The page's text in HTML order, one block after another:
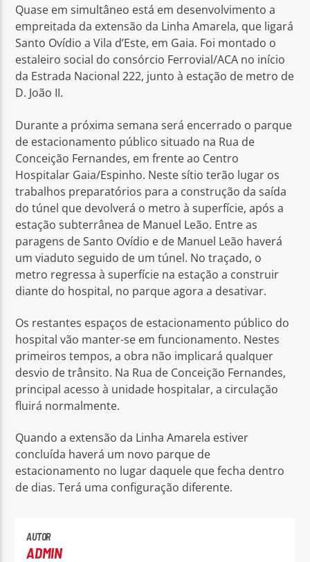
Quase em simultâneo está em desenvolvimento a
empreitada da extensão da Linha Amarela, que ligará
Santo Ovídio a Vila d’Este, em Gaia. Foi montado o
estaleiro social do consórcio Ferrovial/ACA no início
da Estrada Nacional 222, junto à estação de metro de
D. João II.
Durante a próxima semana será encerrado o parque
de estacionamento público situado na Rua de
Conceição Fernandes, em frente ao Centro
Hospitalar Gaia/Espinho. Neste sítio terão lugar os
trabalhos preparatórios para a construção da saída
do túnel que devolverá o metro à superfície, após a
estação subterrânea de Manuel Leão. Entre as
paragens de Santo Ovídio e de Manuel Leão haverá
um viaduto seguido de um túnel. No traçado, o
metro regressa à superfície na estação a construir
diante do hospital, no parque agora a desativar.
Os restantes espaços de estacionamento público do
hospital vão manter-se em funcionamento. Nestes
primeiros tempos, a obra não implicará qualquer
desvio de trânsito. Na Rua de Conceição Fernandes,
principal acesso à unidade hospitalar, a circulação
fluirá normalmente.
Quando a extensão da Linha Amarela estiver
concluída haverá um novo parque de
estacionamento no lugar daquele que fecha dentro
de dias. Terá uma configuração diferente.
AUTOR
ADMIN